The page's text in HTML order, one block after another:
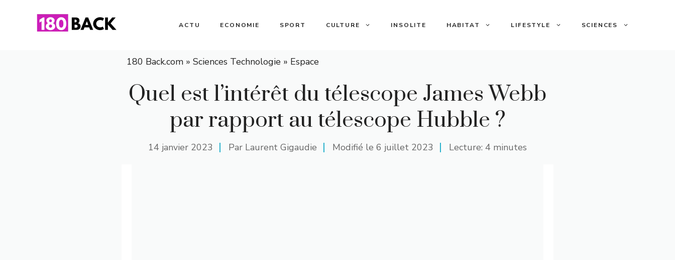
ACTU ECONOMIE SPORT CULTURE INSOLITE HABITAT LIFESTYLE SCIENCES
180 Back.com » Sciences Technologie » Espace
Quel est l’intérêt du télescope James Webb
par rapport au télescope Hubble ?
14 janvier 2023 Par Laurent Gigaudie Modifié le 6 juillet 2023 Lecture: 4 minutes